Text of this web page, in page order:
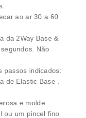
ao ar 30 a 60
da 2Way Base &
Não
passos indicados:
de Elastic Base .
e molde
ou um pincel fino